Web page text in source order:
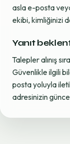
asla e-posta
ekibi, kimliğinizi
Yanıt
Talepler alınış
Güvenlikle ilgili
posta yoluyla
adresinizin